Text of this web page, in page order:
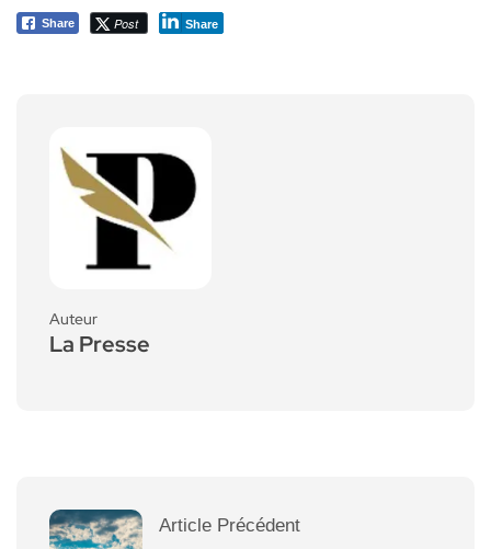
Share Post Share
Auteur
La Presse
Article Précédent